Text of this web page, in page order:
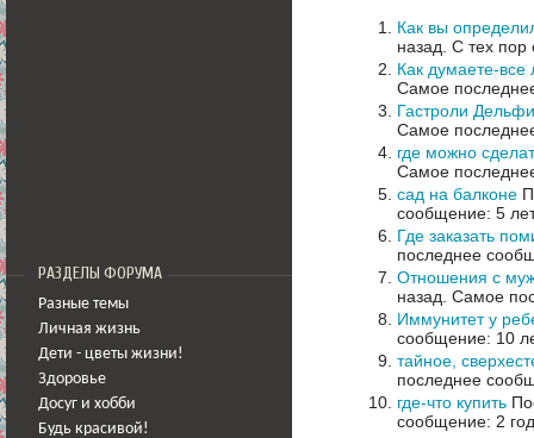
РАЗДЕЛЫ ФОРУМА
Разные темы
Личная жизнь
Дети - цветы жизни!
Здоровье
Досуг и хобби
Будь красивой!
Как вы
назад. С тех пор
Как думаете-
Самое
Гастроли
Самое
где можно
Самое
сад на балконе
сообщение: 5
Где заказать
последнее
Отношения с
назад. Самое
Иммунитет у
сообщение: 10
тайное,
последнее
где-что купить
сообщение: 2